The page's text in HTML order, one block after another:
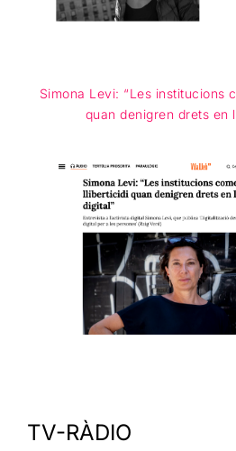
Simona Levi: “Les institucions
quan denigren drets en
TV-RÀDIO